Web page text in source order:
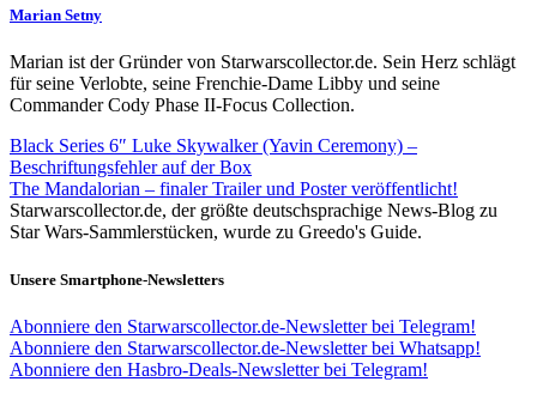
Marian Setny
Marian ist der Gründer von Starwarscollector.de. Sein Herz schlägt
für seine Verlobte, seine Frenchie-Dame Libby und seine
Commander Cody Phase II-Focus Collection.
Black Series 6″ Luke Skywalker (Yavin Ceremony) –
Beschriftungsfehler auf der Box
The Mandalorian – finaler Trailer und Poster veröffentlicht!
Starwarscollector.de, der größte deutschsprachige News-Blog zu
Star Wars-Sammlerstücken, wurde zu Greedo's Guide.
Unsere Smartphone-Newsletters
Abonniere den Starwarscollector.de-Newsletter bei Telegram!
Abonniere den Starwarscollector.de-Newsletter bei Whatsapp!
Abonniere den Hasbro-Deals-Newsletter bei Telegram!